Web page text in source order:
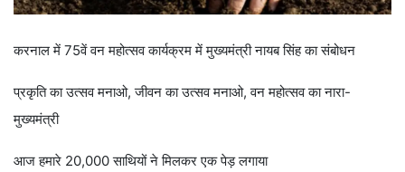
करनाल में 75वें वन महोत्सव कार्यक्रम में मुख्यमंत्री नायब सिंह का संबोधन
प्रकृति का उत्सव मनाओ, जीवन का उत्सव मनाओ, वन महोत्सव का नारा-
मुख्यमंत्री
आज हमारे 20,000 साथियों ने मिलकर एक पेड़ लगाया